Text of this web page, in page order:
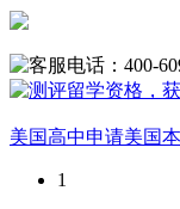
美国高中申请美国
1